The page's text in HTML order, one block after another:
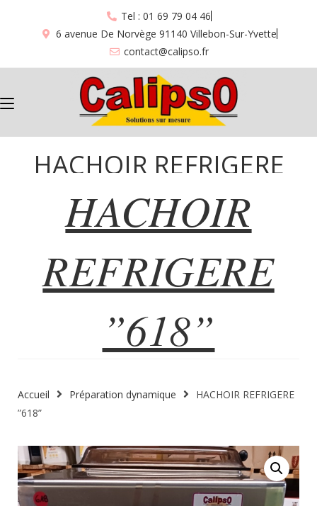
Tel : 01 69 79 04 46
6 avenue De Norvège 91140 Villebon-Sur-Yvette
contact@calipso.fr
HACHOIR REFRIGERE
”618”
HACHOIR
REFRIGERE
”618”
Accueil Préparation dynamique
HACHOIR REFRIGERE
”618”